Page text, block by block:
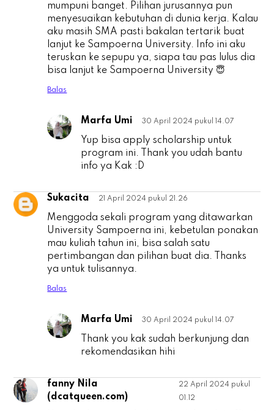
mumpuni banget. Pilihan jurusannya pun
menyesuaikan kebutuhan di dunia kerja. Kalau
aku masih SMA pasti bakalan tertarik buat
lanjut ke Sampoerna University. Info ini aku
teruskan ke sepupu ya, siapa tau pas lulus dia
bisa lanjut ke Sampoerna University 😇
Balas
A Marfa Umi 30 April 2024 pukul 14.07
Yup bisa apply scholarship untuk
program ini. Thank you udah bantu
info ya Kak :D
S Sukacita 21 April 2024 pukul 21.26
Menggoda sekali program yang ditawarkan
University Sampoerna ini, kebetulan ponakan
mau kuliah tahun ini, bisa salah satu
pertimbangan dan pilihan buat dia. Thanks
ya untuk tulisannya.
Balas
S Marfa Umi 30 April 2024 pukul 14.07
Thank you kak sudah berkunjung dan
rekomendasikan hihi
f
fanny Nila
(dcatqueen.com)
22 April 2024 pukul
01.12